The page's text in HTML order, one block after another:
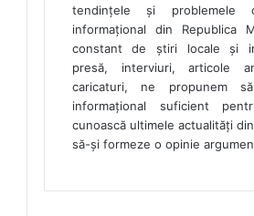
tendințele și problemele
informațional din Republica
constant de ştiri locale şi
presă, interviuri, articole
caricaturi, ne propunem
informaţional suficient
cunoască ultimele actualităţi
să-şi formeze o opinie